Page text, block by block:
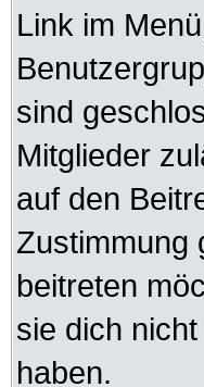
Link im
sind
Mitglieder
auf den
Zustimmung
beitreten
sie dich
haben.